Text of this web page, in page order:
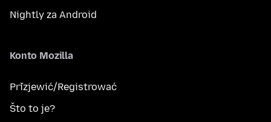
Nightly za Android
Konto Mozilla
Přizjewić/Registrować
Što to je?